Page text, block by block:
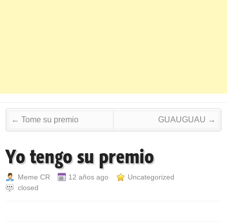
Post navigation
← Tome su premio GUAUGUAU →
Yo tengo su premio
Meme CR 12 años ago
Uncategorized
closed